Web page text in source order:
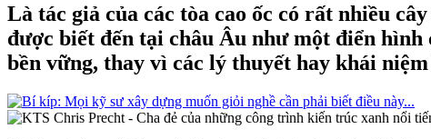
Là tác giả của các tòa cao ốc có rất nhiều
được biết đến tại châu Âu như một điển
bền vững, thay vì các lý thuyết hay khái